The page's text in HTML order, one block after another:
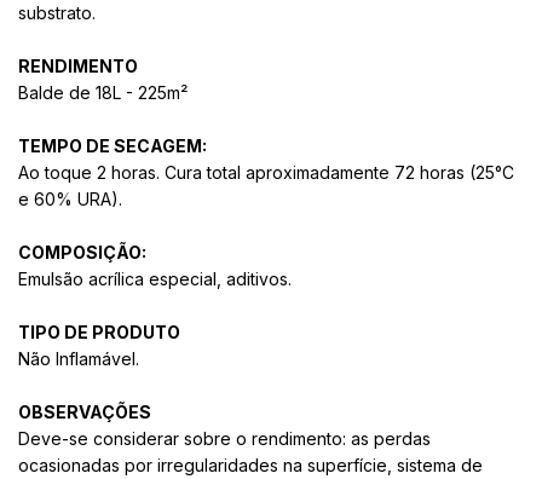
substrato.
RENDIMENTO
Balde de 18L - 225m²
TEMPO DE SECAGEM:
Ao toque 2 horas. Cura total aproximadamente 72 horas (25°C
e 60% URA).
COMPOSIÇÃO:
Emulsão acrílica especial, aditivos.
TIPO DE PRODUTO
Não Inflamável.
OBSERVAÇÕES
Deve-se considerar sobre o rendimento: as perdas
ocasionadas por irregularidades na superfície, sistema de